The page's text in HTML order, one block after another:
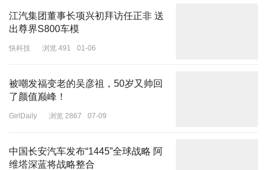
江汽集团董事长项兴初拜访任正非 送
出尊界S800车模
快科技 浏览 491 01-06
被嘲发福变老的吴彦祖，50岁又帅​回
了颜值巅峰！
GirlDaily 浏览 2867 07-09
中国长安汽车发布“1445”全球战略 阿
维塔深蓝将战略整合